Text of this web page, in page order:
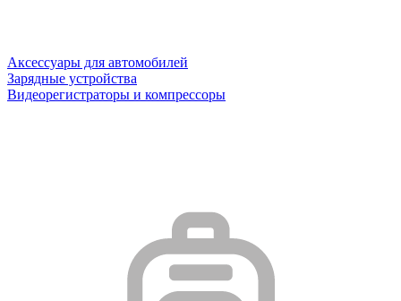
Аксессуары для автомобилей
Зарядные устройства
Видеорегистраторы и компрессоры